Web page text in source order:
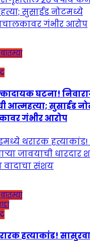
घटना!
आत्महत्या; सुसाईड
गंभीर आरोप
हत्याकांड!